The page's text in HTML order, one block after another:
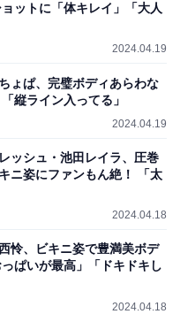
ットに「体キレイ」「大人
2024.04.19
ょぱ、完璧ボディあらわな
縦ライン入ってる」
2024.04.19
ッシュ・池田レイラ、圧巻
ニ姿にファンもん絶！ 「太
2024.04.18
怜、ビキニ姿で豊満美ボデ
ぱいが最高」「ドキドキし
2024.04.18